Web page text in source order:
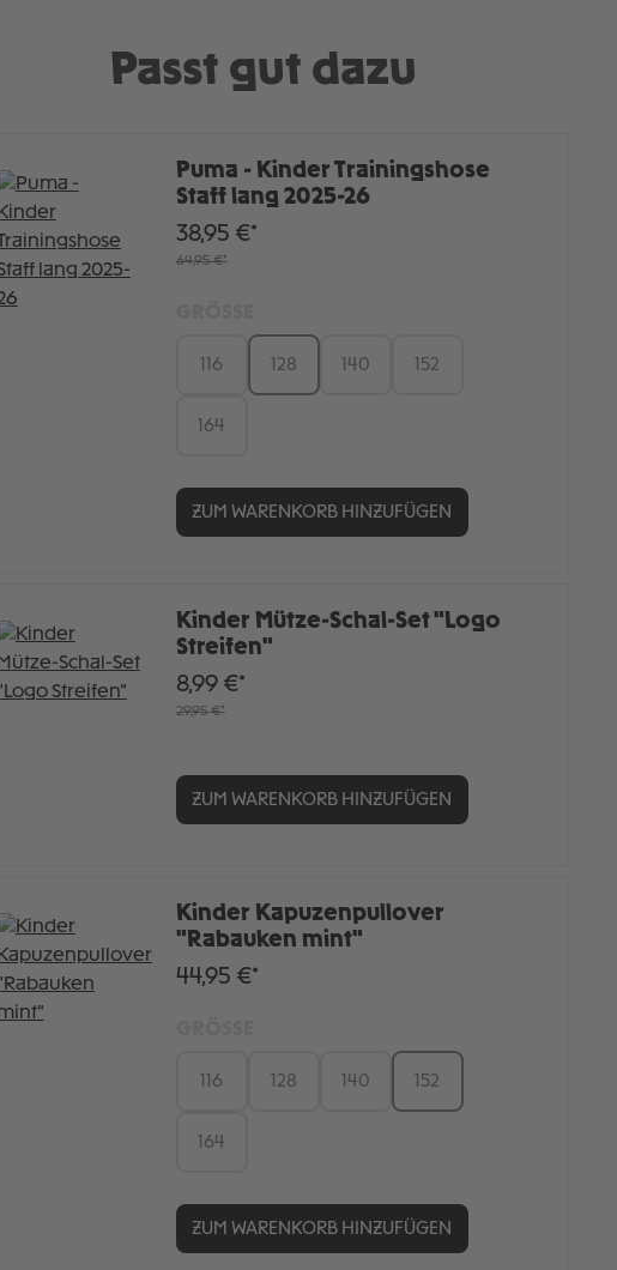
Passt gut dazu
Puma - Kinder Trainingshose
Staff lang 2025-26
38,95 €*
64,95 €*
116 128 140 152
164
ZUM WARENKORB HINZUFÜGEN
Kinder Mütze-Schal-Set "Logo
Streifen"
8,99 €*
29,95 €*
ZUM WARENKORB HINZUFÜGEN
Kinder Kapuzenpullover
"Rabauken mint"
44,95 €*
116 128 140 152
164
ZUM WARENKORB HINZUFÜGEN